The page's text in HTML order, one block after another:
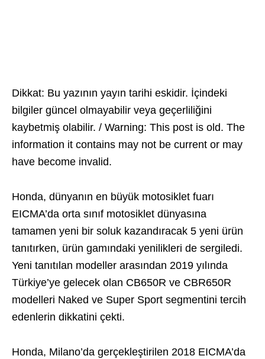
Dikkat: Bu yazının yayın tarihi eskidir. İçindeki
bilgiler güncel olmayabilir veya geçerliliğini
kaybetmiş olabilir. / Warning: This post is old. The
information it contains may not be current or may
have become invalid.
Honda, dünyanın en büyük motosiklet fuarı
EICMA’da orta sınıf motosiklet dünyasına
tamamen yeni bir soluk kazandıracak 5 yeni ürün
tanıtırken, ürün gamındaki yenilikleri de sergiledi.
Yeni tanıtılan modeller arasından 2019 yılında
Türkiye’ye gelecek olan CB650R ve CBR650R
modelleri Naked ve Super Sport segmentini tercih
edenlerin dikkatini çekti.
Honda, Milano’da gerçekleştirilen 2018 EICMA’da